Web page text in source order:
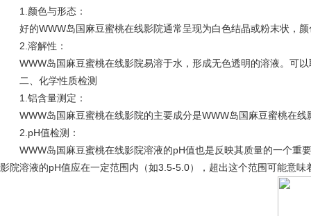
‌1.颜色与形态‌：
好的WWW岛国麻豆蜜桃在线影院通常呈现为白色结晶或粉末状，颜
‌2.溶解性‌：
WWW岛国麻豆蜜桃在线影院易溶于水，形成无色透明的溶液。可以
二、化学性质检测
1‌.铝含量测定‌：
WWW岛国麻豆蜜桃在线影院的主要成分是WWW岛国麻豆蜜桃在线
2‌.pH值检测‌：
WWW岛国麻豆蜜桃在线影院溶液的pH值也是反映其质量的一个重
影院溶液的pH值应在一定范围内（如3.5-5.0），超出这个范围可能意味